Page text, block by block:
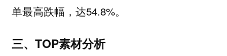
单最高跌幅，达54.8%。
三、TOP素材分析